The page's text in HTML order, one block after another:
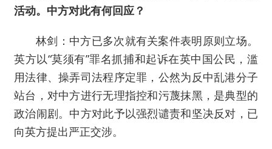
活动。中方对此有何回应？
林剑：中方已多次就有关案件表明原则立场。
英方以“莫须有”罪名抓捕和起诉在英中国公民，滥
用法律、操弄司法程序定罪，公然为反中乱港分子
站台，对中方进行无理指控和污蔑抹黑，是典型的
政治闹剧。中方对此予以强烈谴责和坚决反对，已
向英方提出严正交涉。